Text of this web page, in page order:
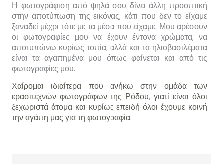
Η φωτογράφιση από ψηλά σου δίνει άλλη προοπτική
στην αποτύπωση της εικόνας, κάτι που δεν το είχαμε
ξαναδεί μέχρι τότε με τα μέσα που είχαμε. Μου αρέσουν
οι φωτογραφίες μου να έχουν έντονα χρώματα, να
αποτυπώνω κυρίως τοπία, αλλά και τα ηλιοβασιλέματα
είναι τα αγαπημένα μου όπως φαίνεται και από τις
φωτογραφίες μου.
Χαίρομαι ιδιαίτερα που ανήκω στην ομάδα των
ερασιτεχνών φωτογράφων της Ρόδου, γιατί είναι όλοι
ξεχωριστά άτομα και κυρίως επειδή όλοι έχουμε κοινή
την αγάπη μας για τη φωτογραφία.